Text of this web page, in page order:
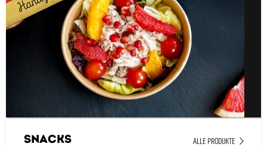
Snacks ALLE PRODUKTE